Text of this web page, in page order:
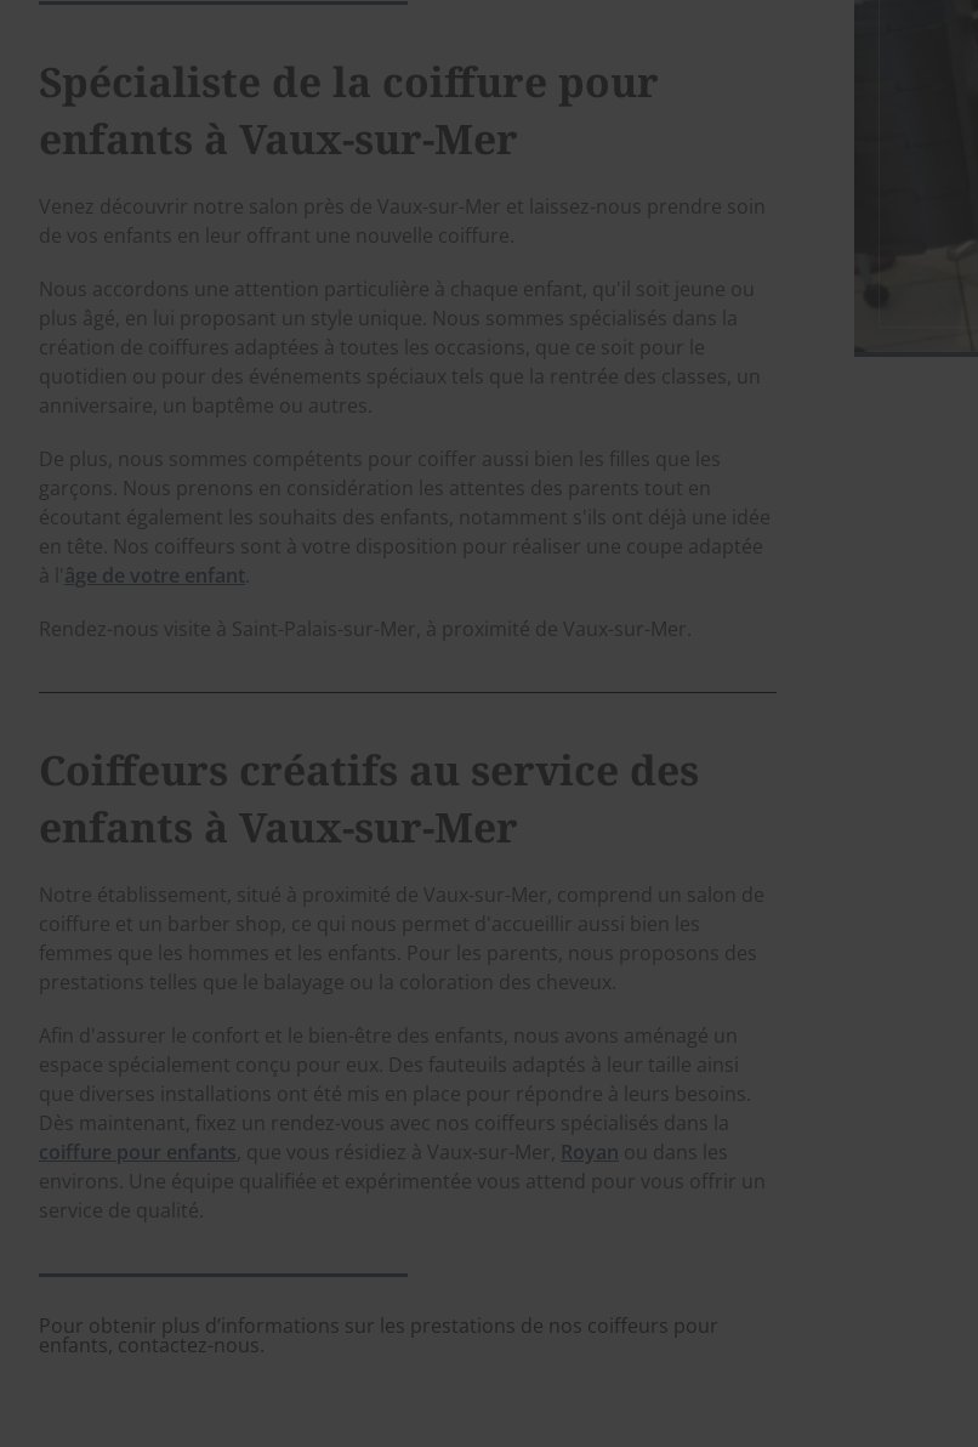
Spécialiste de la coiffure pour
enfants à Vaux-sur-Mer
Venez découvrir notre salon près de Vaux-sur-Mer et laissez-nous prendre soin
de vos enfants en leur offrant une nouvelle coiffure.
Nous accordons une attention particulière à chaque enfant, qu'il soit jeune ou
plus âgé, en lui proposant un style unique. Nous sommes spécialisés dans la
création de coiffures adaptées à toutes les occasions, que ce soit pour le
quotidien ou pour des événements spéciaux tels que la rentrée des classes, un
anniversaire, un baptême ou autres.
De plus, nous sommes compétents pour coiffer aussi bien les filles que les
garçons. Nous prenons en considération les attentes des parents tout en
écoutant également les souhaits des enfants, notamment s'ils ont déjà une idée
en tête. Nos coiffeurs sont à votre disposition pour réaliser une coupe adaptée
à l' âge de votre enfant
Rendez-nous visite à Saint-Palais-sur-Mer, à proximité de Vaux-sur-Mer.
Coiffeurs créatifs au service des
enfants à Vaux-sur-Mer
Notre établissement, situé à proximité de Vaux-sur-Mer, comprend un salon de
coiffure et un barber shop, ce qui nous permet d'accueillir aussi bien les
femmes que les hommes et les enfants. Pour les parents, nous proposons des
prestations telles que le balayage ou la coloration des cheveux.
Afin d'assurer le confort et le bien-être des enfants, nous avons aménagé un
espace spécialement conçu pour eux. Des fauteuils adaptés à leur taille ainsi
que diverses installations ont été mis en place pour répondre à leurs besoins.
Dès maintenant, fixez un rendez-vous avec nos coiffeurs spécialisés dans la
coiffure pour enfants , que vous résidiez à Vaux-sur-Mer, Royan ou dans les
environs. Une équipe qualifiée et expérimentée vous attend pour vous offrir un
service de qualité.
Pour obtenir plus d’informations sur les prestations de nos coiffeurs pour
enfants, contactez-nous.